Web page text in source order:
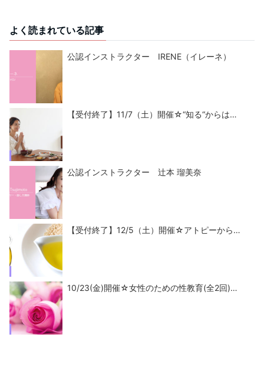
よく読まれている記事
公認インストラクター IRENE（イレーネ）
【受付終了】11/7（土）開催☆“知る“からは…
公認インストラクター 辻本 瑠美奈
【受付終了】12/5（土）開催☆アトピーから…
10/23(金)開催☆女性のための性教育(全2回)…